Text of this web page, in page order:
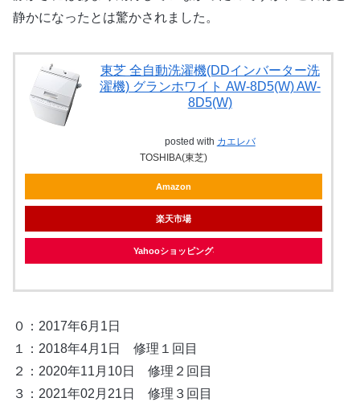
静かになったとは驚かされました。
東芝 全自動洗濯機(DDインバーター洗
濯機) グランホワイト AW-8D5(W) AW-
8D5(W)
posted with カエレバ
TOSHIBA(東芝)
Amazon
楽天市場
Yahooショッピング
０：2017年6月1日
１：2018年4月1日 修理１回目
２：2020年11月10日 修理２回目
３：2021年02月21日 修理３回目